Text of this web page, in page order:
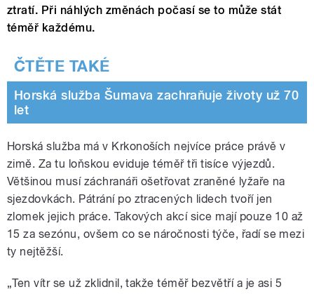
ztratí. Při náhlých změnách počasí se to může stát
téměř každému.
Horská služba Šumava zachraňuje životy už 70
let
Horská služba má v Krkonoších nejvíce práce právě v
zimě. Za tu loňskou eviduje téměř tři tisíce výjezdů.
Většinou musí záchranáři ošetřovat zraněné lyžaře na
sjezdovkách. Pátrání po ztracených lidech tvoří jen
zlomek jejich práce. Takových akcí sice mají pouze 10 až
15 za sezónu, ovšem co se náročnosti týče, řadí se mezi
ty nejtěžší.
„Ten vítr se už zklidnil, takže téměř bezvětří a je asi 5